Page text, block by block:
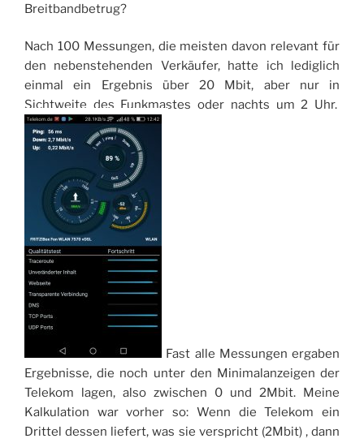
Breitbandbetrug?
Nach 100 Messungen, die meisten davon relevant für
den nebenstehenden Verkäufer, hatte ich lediglich
einmal ein Ergebnis über 20 Mbit, aber nur in
Sichtweite des Funkmastes oder nachts um 2 Uhr.
Fast alle Messungen ergaben
Ergebnisse, die noch unter den Minimalanzeigen der
Telekom lagen, also zwischen 0 und 2Mbit. Meine
Kalkulation war vorher so: Wenn die Telekom ein
Drittel dessen liefert, was sie verspricht (2Mbit) , dann